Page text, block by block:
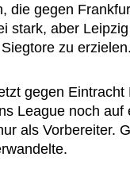
die gegen
stark, aber
zu erzielen.
gegen
League noch
als Vorbereiter.